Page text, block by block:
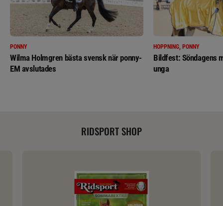
PONNY
Wilma Holmgren bästa svensk när ponny-
EM avslutades
HOPPNING, PONNY
Bildfest: Söndagens
unga
RIDSPORT SHOP